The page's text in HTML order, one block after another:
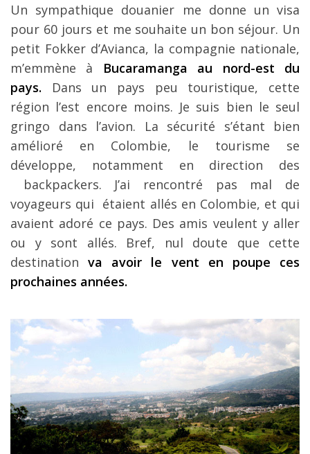
Un sympathique douanier me donne un visa
pour 60 jours et me souhaite un bon séjour. Un
petit Fokker d’Avianca, la compagnie nationale,
m’emmène à Bucaramanga au nord-est du
pays. Dans un pays peu touristique, cette
région l’est encore moins. Je suis bien le seul
gringo dans l’avion. La sécurité s’étant bien
amélioré en Colombie, le tourisme se
développe, notamment en direction des
backpackers. J’ai rencontré pas mal de
voyageurs qui étaient allés en Colombie, et qui
avaient adoré ce pays. Des amis veulent y aller
ou y sont allés. Bref, nul doute que cette
destinationva avoir le vent en poupe ces
prochaines années.